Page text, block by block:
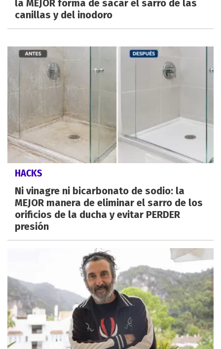
la MEJOR forma de sacar el sarro de las
canillas y del inodoro
HACKS
Ni vinagre ni bicarbonato de sodio: la
MEJOR manera de eliminar el sarro de los
orificios de la ducha y evitar PERDER
presión